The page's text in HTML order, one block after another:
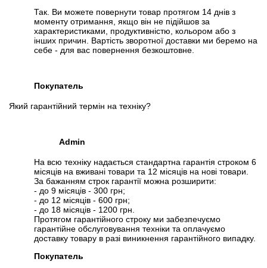
Так. Ви можете повернути товар протягом 14 днів з
моменту отримання, якщо він не підійшов за
характеристиками, продуктивністю, кольором або з
інших причин. Вартість зворотної доставки ми беремо на
себе - для вас повернення безкоштовне.
Покупатель
Який гарантійний термін на техніку?
Admin
На всю техніку надається стандартна гарантія строком 6
місяців на вживані товари та 12 місяців на нові товари.
За бажанням строк гарантії можна розширити:
- до 9 місяців - 300 грн;
- до 12 місяців - 600 грн;
- до 18 місяців - 1200 грн.
Протягом гарантійного строку ми забезпечуємо
гарантійне обслуговування техніки та оплачуємо
доставку товару в разі виникнення гарантійного випадку.
Покупатель